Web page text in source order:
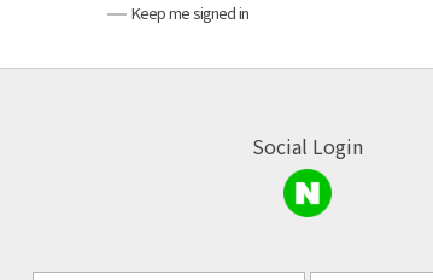
Keep me signed in
Social Login